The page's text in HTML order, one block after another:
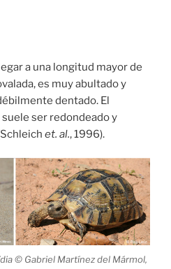
a una longitud mayor de
es muy abultado y
dentado. El
ser redondeado y
et. al., 1996).
© Gabriel Martínez del Mármol,